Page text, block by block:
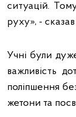
ситуацій.
руху», -
Учні були
важливість
поліпшення
жетони та